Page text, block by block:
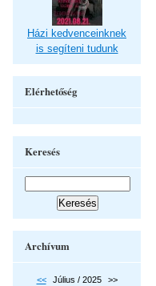
Házi kedvenceinknek
is segíteni tudunk
Elérhetőség
Keresés
Archívum
<< Július / 2025 >>